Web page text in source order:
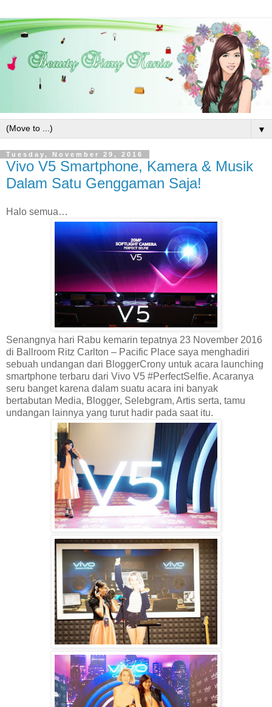
▼
Tuesday, November 29, 2016
Vivo V5 Smartphone, Kamera & Musik
Dalam Satu Genggaman Saja!
Halo semua…
Senangnya hari Rabu kemarin tepatnya 23 November 2016
di Ballroom Ritz Carlton – Pacific Place saya menghadiri
sebuah undangan dari BloggerCrony untuk acara launching
smartphone terbaru dari Vivo V5 #PerfectSelfie. Acaranya
seru banget karena dalam suatu acara ini banyak
bertabutan Media, Blogger, Selebgram, Artis serta, tamu
undangan lainnya yang turut hadir pada saat itu.